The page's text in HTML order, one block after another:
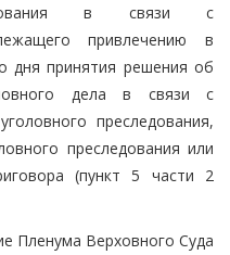
в связи с
привлечению в
дня принятия решения об
дела в связи с
преследования,
преследования или
(пункт 5 части 2
Пленума Верховного Суда